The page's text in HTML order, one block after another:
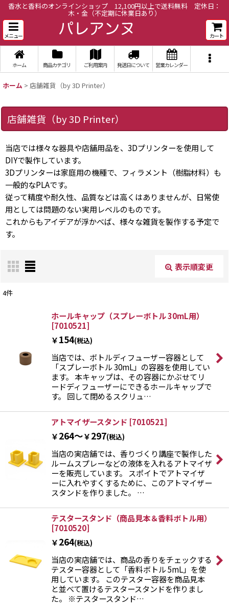
香水と香料のオンラインショップ 12,100円以上で送料無料 定休日：
木・金（不定期に休業日あり）
メニュー カート
ホーム 商品カテゴリ ご利用案内 発送日について 営業カレンダー
ホーム > 店舗雑貨（by 3D Printer）
店舗雑貨（by 3D Printer）
当店では様々な器具や店舗用品を、3Dプリンターを使用して
DIYで製作しています。
3Dプリンターは家庭用の機種で、フィラメント（樹脂材料）も
一般的なPLAです。
従って精度や耐久性、品質などは高くはありませんが、日常使
用としては問題のない実用レベルのものです。
これからもアイデアが浮かべば、様々な雑貨を製作する予定で
す。
表示順変更
絞り込む
閉じる
4件
ホールキャップ（スプレーボトル 30mL用）
[7010521]
￥154(税込)
当店では、ボトルディフューザー容器として
「スプレーボトル 30mL」の容器を使用してい
ます。 本キャップは、その容器にかぶせてリ
ードディフューザーにできるホールキャップで
す。 回して閉めるスクリュ…
アトマイザースタンド [7010521]
￥264～￥297(税込)
当店の実店舗では、香りづくり講座で製作した
ルームスプレーなどの液体を入れるアトマイザ
ーを販売しています。 スポイトでアトマイザ
ーに入れやすくするために、このアトマイザー
スタンドを作りました。 …
テスタースタンド（商品見本＆香料ボトル用）
[7010520]
￥264(税込)
当店の実店舗では、商品の香りをチェックする
テスター容器として「香料ボトル 5mL」を使
用しています。 このテスター容器を商品見本
と並べて置けるテスタースタンドを作りまし
た。 ※テスタースタンド…